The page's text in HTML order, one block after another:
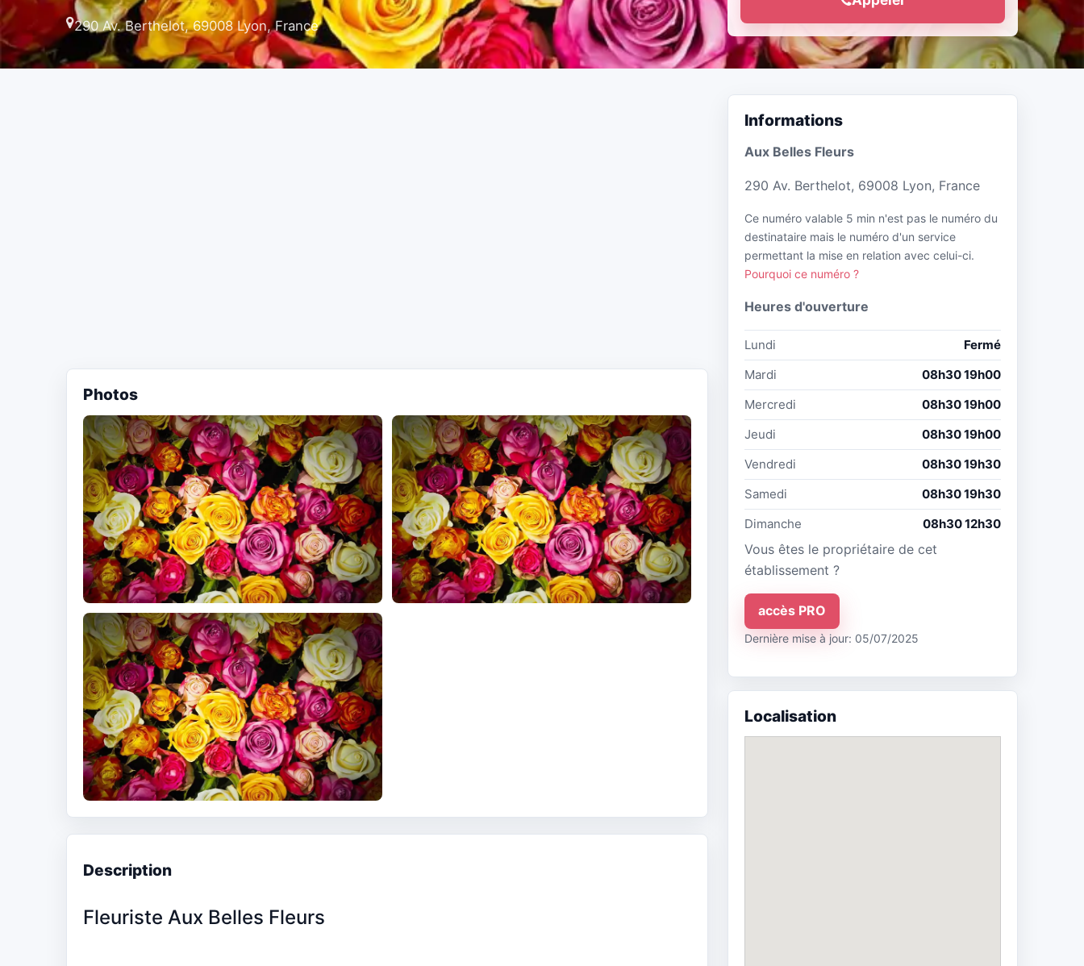
290 Av. Berthelot, 69008 Lyon, France
Photos
Description
Fleuriste Aux Belles Fleurs
Informations
Aux Belles Fleurs
290 Av. Berthelot, 69008 Lyon, France
Ce numéro valable 5 min n'est pas le numéro du
destinataire mais le numéro d'un service
permettant la mise en relation avec celui-ci.
Pourquoi ce numéro ?
Heures d'ouverture
Lundi
Fermé
Mardi
08h30 19h00
Mercredi
08h30 19h00
Jeudi
08h30 19h00
Vendredi
08h30 19h30
Samedi
08h30 19h30
Dimanche
08h30 12h30
Vous êtes le propriétaire de cet
établissement ?
accès PRO
Dernière mise à jour: 05/07/2025
Localisation